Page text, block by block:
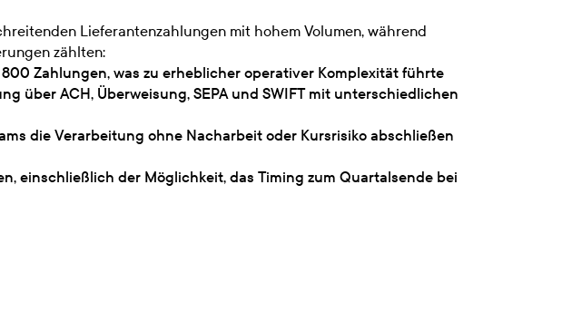
Lieferantenzahlungen mit hohem Volumen, während
zählten:
Zahlungen, was zu erheblicher operativer Komplexität führte
über ACH, Überweisung, SEPA und SWIFT mit unterschiedlichen
die Verarbeitung ohne Nacharbeit oder Kursrisiko abschließen
einschließlich der Möglichkeit, das Timing zum Quartalsende bei